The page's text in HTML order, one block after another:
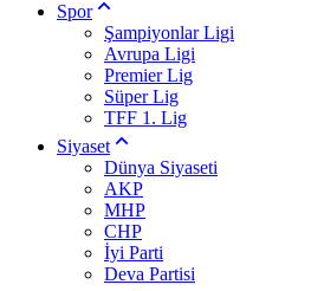
Spor
Şampiyonlar Ligi
Avrupa Ligi
Premier Lig
Süper Lig
TFF 1. Lig
Siyaset
Dünya Siyaseti
AKP
MHP
CHP
İyi Parti
Deva Partisi